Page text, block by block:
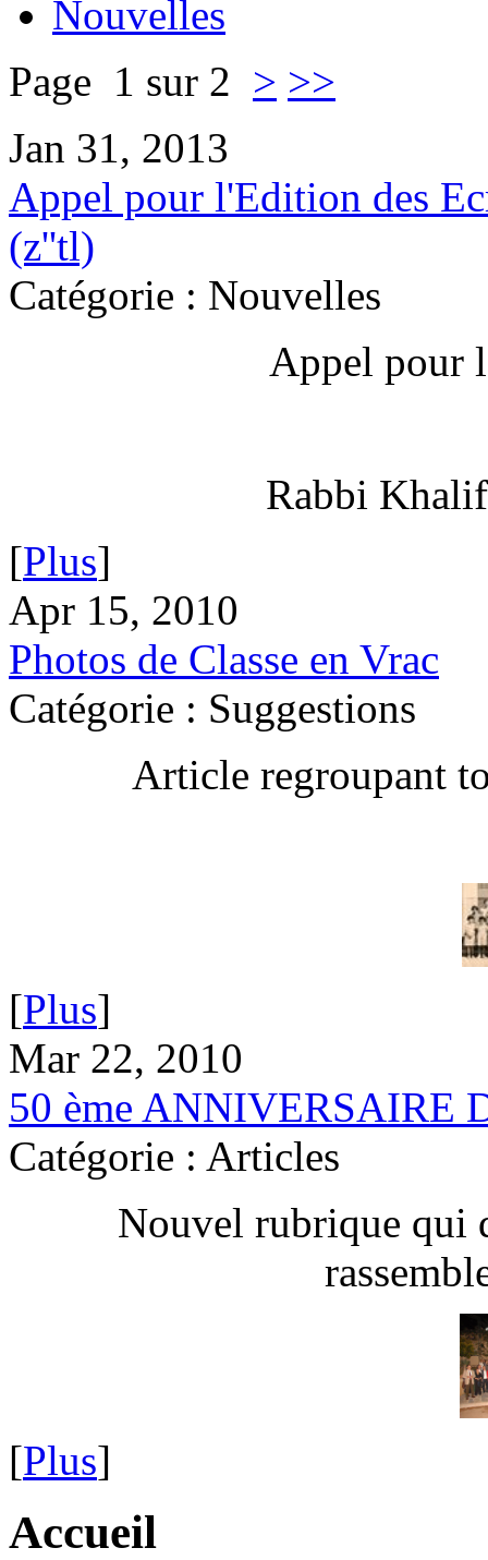
Nouvelles
Page 1 sur 2 > >>
Jan 31, 2013
Appel pour l'Edition des
(z''tl)
Catégorie : Nouvelles
Appel pour
Rabbi
[Plus]
Apr 15, 2010
Photos de Classe en Vrac
Catégorie : Suggestions
Article regroupant
[Plus]
Mar 22, 2010
50 ème ANNIVERSAIRE
Catégorie : Articles
Nouvel rubrique qui
[Plus]
Accueil